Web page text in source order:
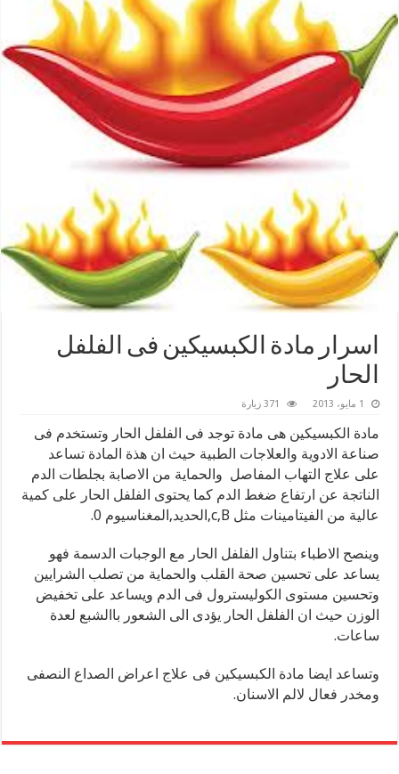
اسرار مادة الكبسيكين فى الفلفل
الحار
1 مايو، 2013 371 زيارة
مادة الكبسيكين هى مادة توجد فى الفلفل الحار وتستخدم فى
صناعة الادوية والعلاجات الطبية حيث ان هذة المادة تساعد
على علاج التهاب المفاصل والحماية من الاصابة بجلطات الدم
الناتجة عن ارتفاع ضغط الدم كما يحتوى الفلفل الحار على كمية
عالية من الفيتامينات مثل c,B,الحديد,المغناسيوم 0.
وينصح الاطباء بتناول الفلفل الحار مع الوجبات الدسمة فهو
يساعد على تحسين صحة القلب والحماية من تصلب الشرايين
وتحسين مستوى الكوليسترول فى الدم ويساعد على تخفيض
الوزن حيث ان الفلفل الحار يؤدى الى الشعور باالشبع لعدة
ساعات.
وتساعد ايضا مادة الكبسيكين فى علاج اعراض الصداع النصفى
ومخدر فعال لالم الاسنان.